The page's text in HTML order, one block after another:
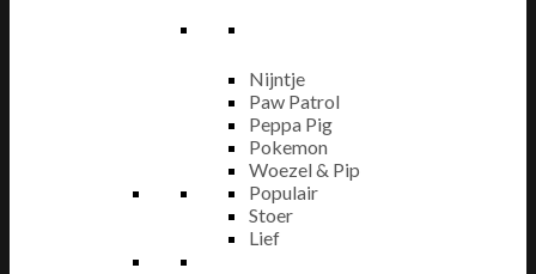
Nijntje
Paw Patrol
Peppa Pig
Pokemon
Woezel & Pip
Populair
Stoer
Lief